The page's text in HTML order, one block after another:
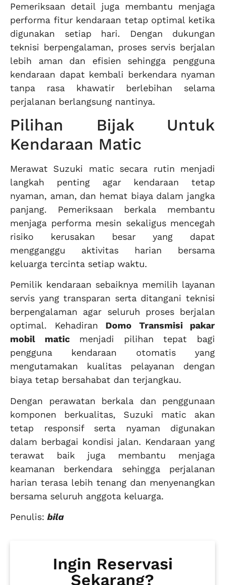
Pemeriksaan detail juga membantu menjaga
performa fitur kendaraan tetap optimal ketika
digunakan setiap hari. Dengan dukungan
teknisi berpengalaman, proses servis berjalan
lebih aman dan efisien sehingga pengguna
kendaraan dapat kembali berkendara nyaman
tanpa rasa khawatir berlebihan selama
perjalanan berlangsung nantinya.
Pilihan Bijak Untuk
Kendaraan Matic
Merawat Suzuki matic secara rutin menjadi
langkah penting agar kendaraan tetap
nyaman, aman, dan hemat biaya dalam jangka
panjang. Pemeriksaan berkala membantu
menjaga performa mesin sekaligus mencegah
risiko kerusakan besar yang dapat
mengganggu aktivitas harian bersama
keluarga tercinta setiap waktu.
Pemilik kendaraan sebaiknya memilih layanan
servis yang transparan serta ditangani teknisi
berpengalaman agar seluruh proses berjalan
optimal. Kehadiran Domo Transmisi pakar
mobil maticmenjadi pilihan tepat bagi
pengguna kendaraan otomatis yang
mengutamakan kualitas pelayanan dengan
biaya tetap bersahabat dan terjangkau.
Dengan perawatan berkala dan penggunaan
komponen berkualitas, Suzuki matic akan
tetap responsif serta nyaman digunakan
dalam berbagai kondisi jalan. Kendaraan yang
terawat baik juga membantu menjaga
keamanan berkendara sehingga perjalanan
harian terasa lebih tenang dan menyenangkan
bersama seluruh anggota keluarga.
Penulis: bila
Ingin Reservasi
Sekarang?